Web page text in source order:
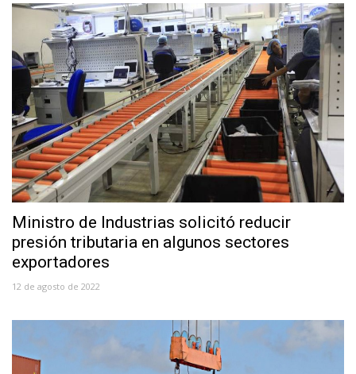
Ministro de Industrias solicitó reducir
presión tributaria en algunos sectores
exportadores
12 de agosto de 2022